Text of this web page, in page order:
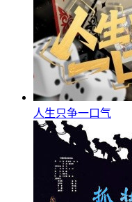
人生只争一口气